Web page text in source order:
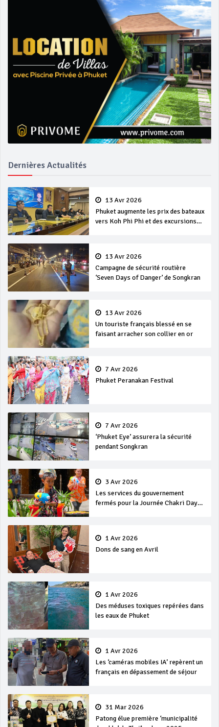
Dernières Actualités
13 Avr 2026
Phuket augmente les prix des bateaux
vers Koh Phi Phi et des excursions
13 Avr 2026
Campagne de sécurité routière
‘Seven Days of Danger’ de Songkran
13 Avr 2026
Un touriste français blessé en se
faisant arracher son collier en or
7 Avr 2026
Phuket Peranakan Festival
7 Avr 2026
‘Phuket Eye’ assurera la sécurité
pendant Songkran
3 Avr 2026
Les services du gouvernement
fermés pour la Journée Chakri Day
1 Avr 2026
Dons de sang en Avril
1 Avr 2026
Des méduses toxiques repérées dans
les eaux de Phuket
1 Avr 2026
Les ‘caméras mobiles IA’ repèrent un
français en dépassement de séjour
31 Mar 2026
Patong élue première ‘municipalité